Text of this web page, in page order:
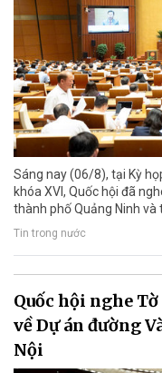
Sáng nay (06/8), tại Kỳ
khóa XVI, Quốc hội đã
thành phố Quảng Ninh và
Tin trong nước
Quốc hội nghe
về Dự án đường
Nội